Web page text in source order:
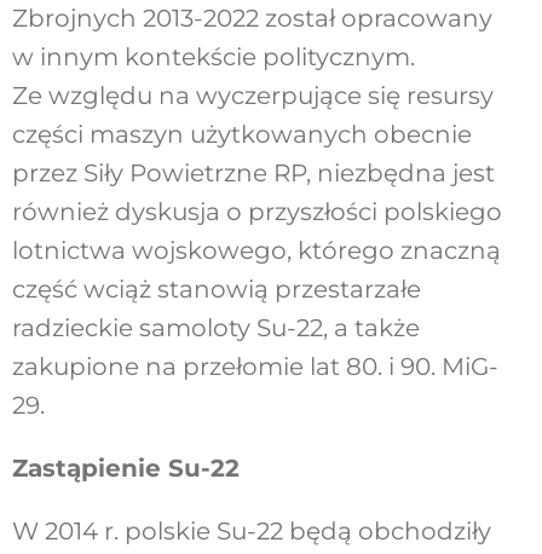
Zbrojnych 2013-2022 został opracowany
w innym kontekście politycznym.
Ze względu na wyczerpujące się resursy
części maszyn użytkowanych obecnie
przez Siły Powietrzne RP, niezbędna jest
również dyskusja o przyszłości polskiego
lotnictwa wojskowego, którego znaczną
część wciąż stanowią przestarzałe
radzieckie samoloty Su-22, a także
zakupione na przełomie lat 80. i 90. MiG-
29.
Zastąpienie Su-22
W 2014 r. polskie Su-22 będą obchodziły